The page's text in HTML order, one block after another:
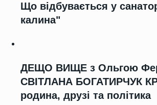
Що відбувається у
калина"
ДЕЩО ВИЩЕ з Ольгою
СВІТЛАНА БОГАТИРЧУК
родина, друзі та політика